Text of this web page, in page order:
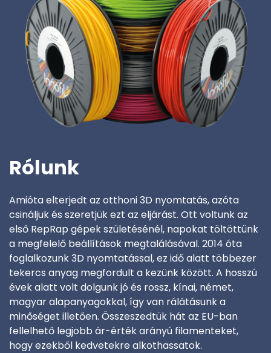
Rólunk
Amióta elterjedt az otthoni 3D nyomtatás, azóta
csináljuk és szeretjük ezt az eljárást. Ott voltunk az
első RepRap gépek születésénél, napokat töltöttünk
a megfelelő beállítások megtalálásával. 2014 óta
foglalkozunk 3D nyomtatással, ez idő alatt többezer
tekercs anyag megfordult a kezünk között. A hosszú
évek alatt volt dolgunk jó és rossz, kínai, német,
magyar alapanyagokkal, így van rálátásunk a
minőséget illetően. Összeszedtük hát az EU-ban
fellelhető legjobb ár-érték arányú filamenteket,
hogy ezekből kedvetekre alkothassatok.